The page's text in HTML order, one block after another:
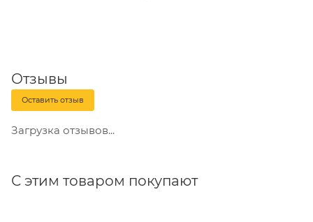
Отзывы
Оставить отзыв
Загрузка отзывов...
С этим товаром покупают